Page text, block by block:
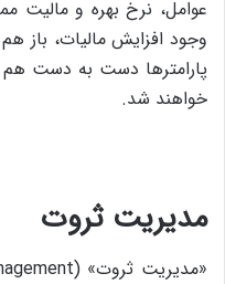
عوامل، نرخ بهره و مالیت
وجود افزایش مالیات، باز
پارامترها دست به دست
خواهند شد.
مدیریت ثروت